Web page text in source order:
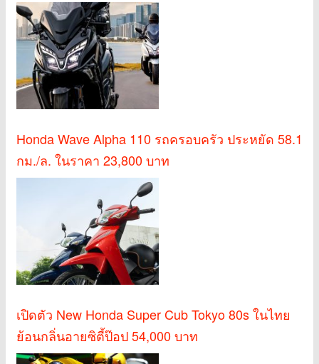
Honda Wave Alpha 110 รถครอบครัว ประหยัด 58.1
กม./ล. ในราคา 23,800 บาท
เปิดตัว New Honda Super Cub Tokyo 80s ในไทย
ย้อนกลิ่นอายซิตี้ป๊อป 54,000 บาท